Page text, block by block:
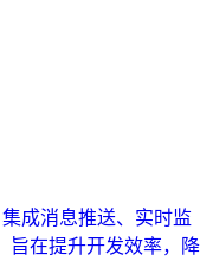
成消息推送、实时监
旨在提升开发效率，降